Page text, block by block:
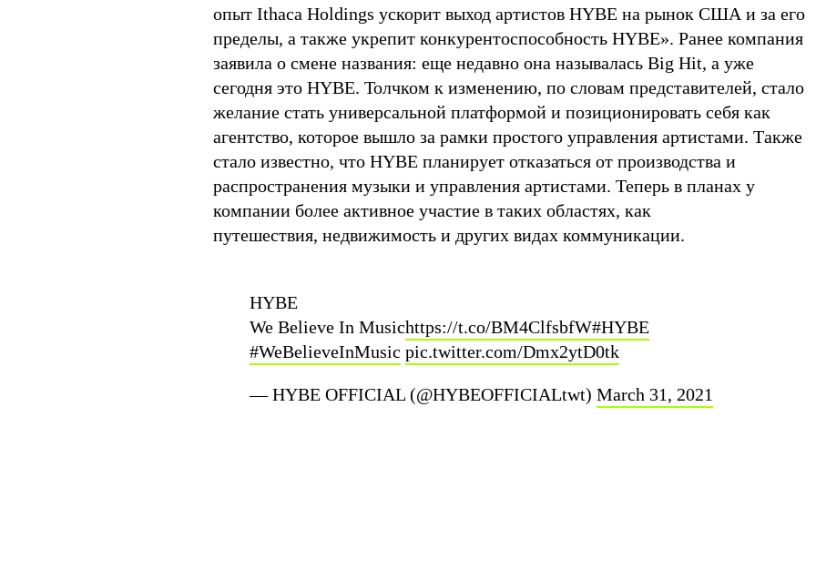
опыт Ithaca Holdings ускорит выход артистов HYBE на рынок США и за его
пределы, а также укрепит конкурентоспособность HYBE». Ранее компания
заявила о смене названия: еще недавно она называлась Big Hit, а уже
сегодня это HYBE. Толчком к изменению, по словам представителей, стало
желание стать универсальной платформой и позиционировать себя как
агентство, которое вышло за рамки простого управления артистами. Также
стало известно, что HYBE планирует отказаться от производства и
распространения музыки и управления артистами. Теперь в планах у
компании более активное участие в таких областях, как
путешествия, недвижимость и других видах коммуникации.
HYBE
We Believe In Musichttps://t.co/BM4ClfsbfW#HYBE
#WeBelieveInMusic pic.twitter.com/Dmx2ytD0tk
— HYBE OFFICIAL (@HYBEOFFICIALtwt) March 31, 2021